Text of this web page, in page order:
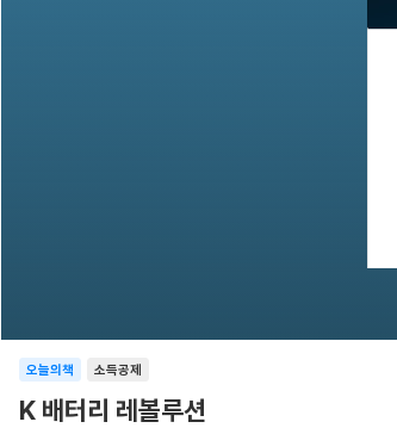
소득공제
오늘의책
K 배터리 레볼루션